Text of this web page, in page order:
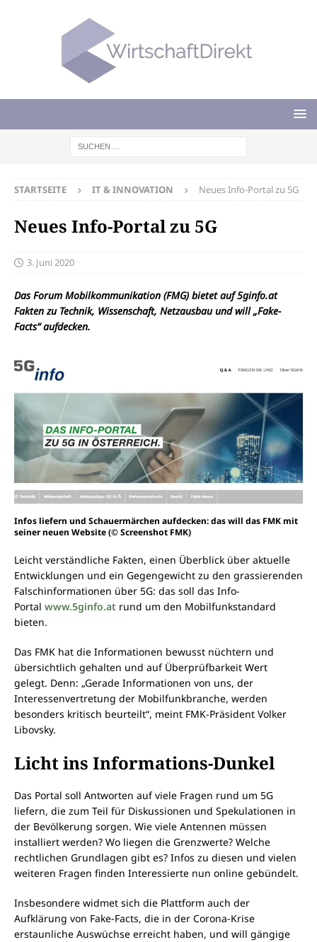
STARTSEITE IT & INNOVATION Neues Info-Portal zu 5G
Neues Info-Portal zu 5G
3. Juni 2020
Das Forum Mobilkommunikation (FMG) bietet auf 5ginfo.at
Fakten zu Technik, Wissenschaft, Netzausbau und will „Fake-
Facts“ aufdecken.
Infos liefern und Schauermärchen aufdecken: das will das FMK mit
seiner neuen Website (© Screenshot FMK)
Leicht verständliche Fakten, einen Überblick über aktuelle
Entwicklungen und ein Gegengewicht zu den grassierenden
Falschinformationen über 5G: das soll das Info-
Portal www.5ginfo.at rund um den Mobilfunkstandard
bieten.
Das FMK hat die Informationen bewusst nüchtern und
übersichtlich gehalten und auf Überprüfbarkeit Wert
gelegt. Denn: „Gerade Informationen von uns, der
Interessenvertretung der Mobilfunkbranche, werden
besonders kritisch beurteilt“, meint FMK-Präsident Volker
Libovsky.
Licht ins Informations-Dunkel
Das Portal soll Antworten auf viele Fragen rund um 5G
liefern, die zum Teil für Diskussionen und Spekulationen in
der Bevölkerung sorgen. Wie viele Antennen müssen
installiert werden? Wo liegen die Grenzwerte? Welche
rechtlichen Grundlagen gibt es? Infos zu diesen und vielen
weiteren Fragen finden Interessierte nun online gebündelt.
Insbesondere widmet sich die Plattform auch der
Aufklärung von Fake-Facts, die in der Corona-Krise
erstaunliche Auswüchse erreicht haben, und will gängige